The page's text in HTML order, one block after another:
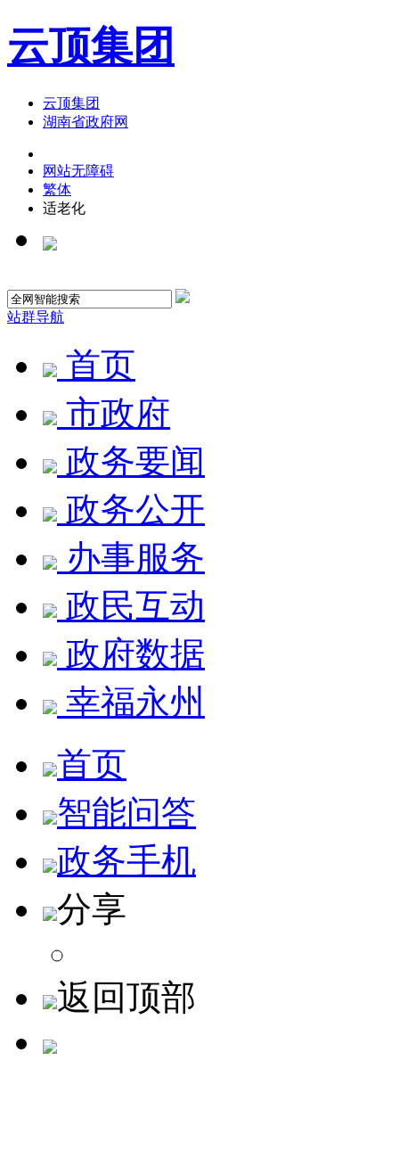
云顶集团
云顶集团
湖南省政府网
网站无障碍
繁体
适老化
站群导航
首页
市政府
政务要闻
政务公开
办事服务
政民互动
政府数据
幸福永州
首页
智能问答
政务手机
分享
返回顶部